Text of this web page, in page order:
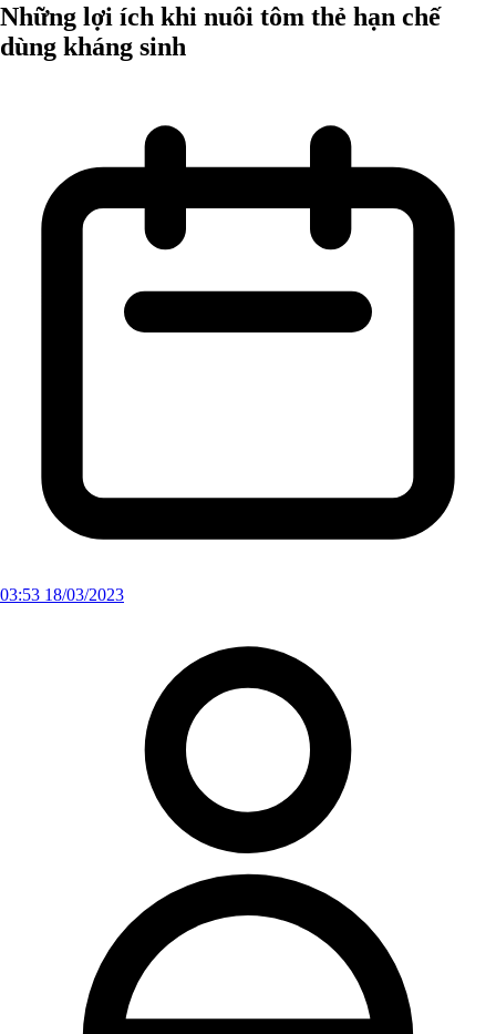
Những lợi ích khi nuôi tôm thẻ hạn chế
dùng kháng sinh
03:53 18/03/2023